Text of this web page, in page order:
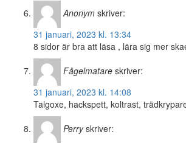
Anonym skriver:
31 januari, 2023 kl. 13:34
8 sidor är bra att läsa , lära sig mer
Fågelmatare skriver:
31 januari, 2023 kl. 14:08
Talgoxe, hackspett, koltrast,
Perry skriver: